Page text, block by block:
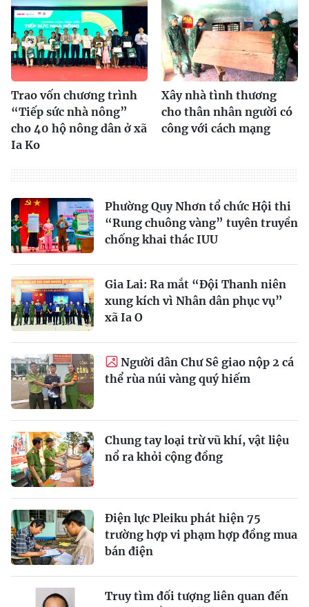
Trao vốn chương trình
“Tiếp sức nhà nông”
cho 40 hộ nông dân ở xã
Ia Ko
Xây nhà tình thương
cho thân nhân người có
công với cách mạng
Phường Quy Nhơn tổ chức Hội thi
“Rung chuông vàng” tuyên truyền
chống khai thác IUU
Gia Lai: Ra mắt “Đội Thanh niên
xung kích vì Nhân dân phục vụ”
xã Ia O
Người dân Chư Sê giao nộp 2 cá
thể rùa núi vàng quý hiếm
Chung tay loại trừ vũ khí, vật liệu
nổ ra khỏi cộng đồng
Điện lực Pleiku phát hiện 75
trường hợp vi phạm hợp đồng mua
bán điện
Truy tìm đối tượng liên quan đến